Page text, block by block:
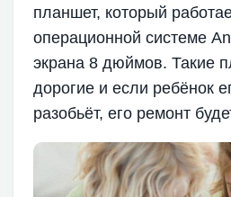
планшет, который
операционной системе
экрана 8 дюймов. Такие
дорогие и если ребёнок
разобьёт, его ремонт